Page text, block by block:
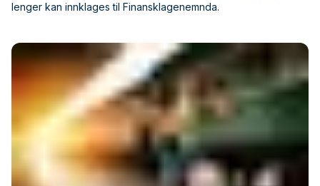
lenger kan innklages til Finansklagenemnda.